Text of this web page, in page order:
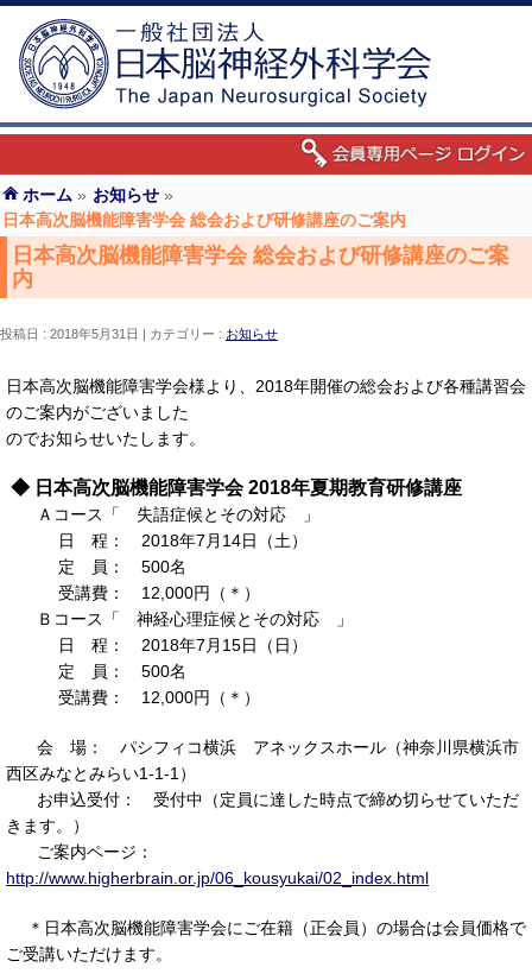
ホーム » お知らせ »
日本高次脳機能障害学会 総会および研修講座のご案内
日本高次脳機能障害学会 総会および研修講座のご案
内
投稿日 : 2018年5月31日 カテゴリー : お知らせ
日本高次脳機能障害学会様より、2018年開催の総会および各種講習会
のご案内がございました
のでお知らせいたします。
◆ 日本高次脳機能障害学会 2018年夏期教育研修講座
Ａコース「 失語症候とその対応 」
日 程： 2018年7月14日（土）
定 員： 500名
受講費： 12,000円（＊）
Ｂコース「 神経心理症候とその対応 」
日 程： 2018年7月15日（日）
定 員： 500名
受講費： 12,000円（＊）
会 場： パシフィコ横浜 アネックスホール（神奈川県横浜市
西区みなとみらい1-1-1）
お申込受付： 受付中（定員に達した時点で締め切らせていただ
きます。）
ご案内ページ：
http://www.higherbrain.or.jp/06_kousyukai/02_index.html
＊日本高次脳機能障害学会にご在籍（正会員）の場合は会員価格で
ご受講いただけます。